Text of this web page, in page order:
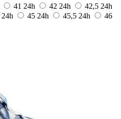
41 24h 42 24h 42,5 24h
24h 45 24h 45,5 24h
46